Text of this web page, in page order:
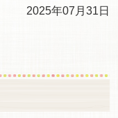
2025年07月31日